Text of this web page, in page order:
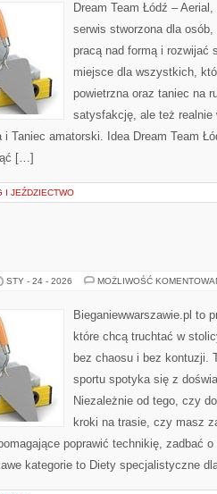
Dream Team Łódź –
serwis stworzona dla
pracą nad formą i rozwijać
miejsce dla wszystkich,
powietrzna oraz taniec na
satysfakcję, ale też realnie
i Taniec amatorski. Idea Dream Team
[…]
I JEŹDZIECTWO
STY - 24 - 2026 MOŻLIWOŚĆ
Bieganiewwarszawie.pl to
które chcą truchtać w
bez chaosu i bez kontuzji.
sportu spotyka się z
Niezależnie od tego, czy
kroki na trasie, czy masz
poprawić technikię, zadbać
kategorie to Diety specjalistyczne